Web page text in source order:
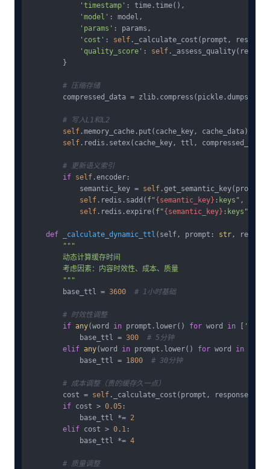
'timestamp' : time.time(),
'model' : model,
'params' : params,
'cost' : self ._calculate_cost(prompt,
'quality_score' : self
        }
# 压缩存储
compressed_data =
# 写入L1和L2
self .memory_cache.put(cache_key, cache_data)
self .redis.setex(cache_key, ttl, compressed_data)
# 更新语义索引
if self .encoder:
            semantic_key =
self .get_semantic_key(prompt)
self .redis.sadd( f"{semantic_key} :keys" ,
self .redis.expire( f"{semantic_key} :keys"
def _calculate_dynamic_ttl ( self, prompt: str ,
"""
        动态计算缓存时间
        考虑因素：内容时效性、成本、质量
        """
        base_ttl =
3600 # 1小时基础
# 时效性调整
if any(word in prompt.lower() for word in [
            base_ttl =
300
# 5分钟
elif any(word in prompt.lower() for word in
            base_ttl =
1800 # 30分钟
# 成本调整（贵的缓存久一点）
        cost =
self ._calculate_cost(prompt, response,
if cost > 0.05 :
            base_ttl *=
2
elif cost > 0.1 :
            base_ttl *=
4
# 质量调整